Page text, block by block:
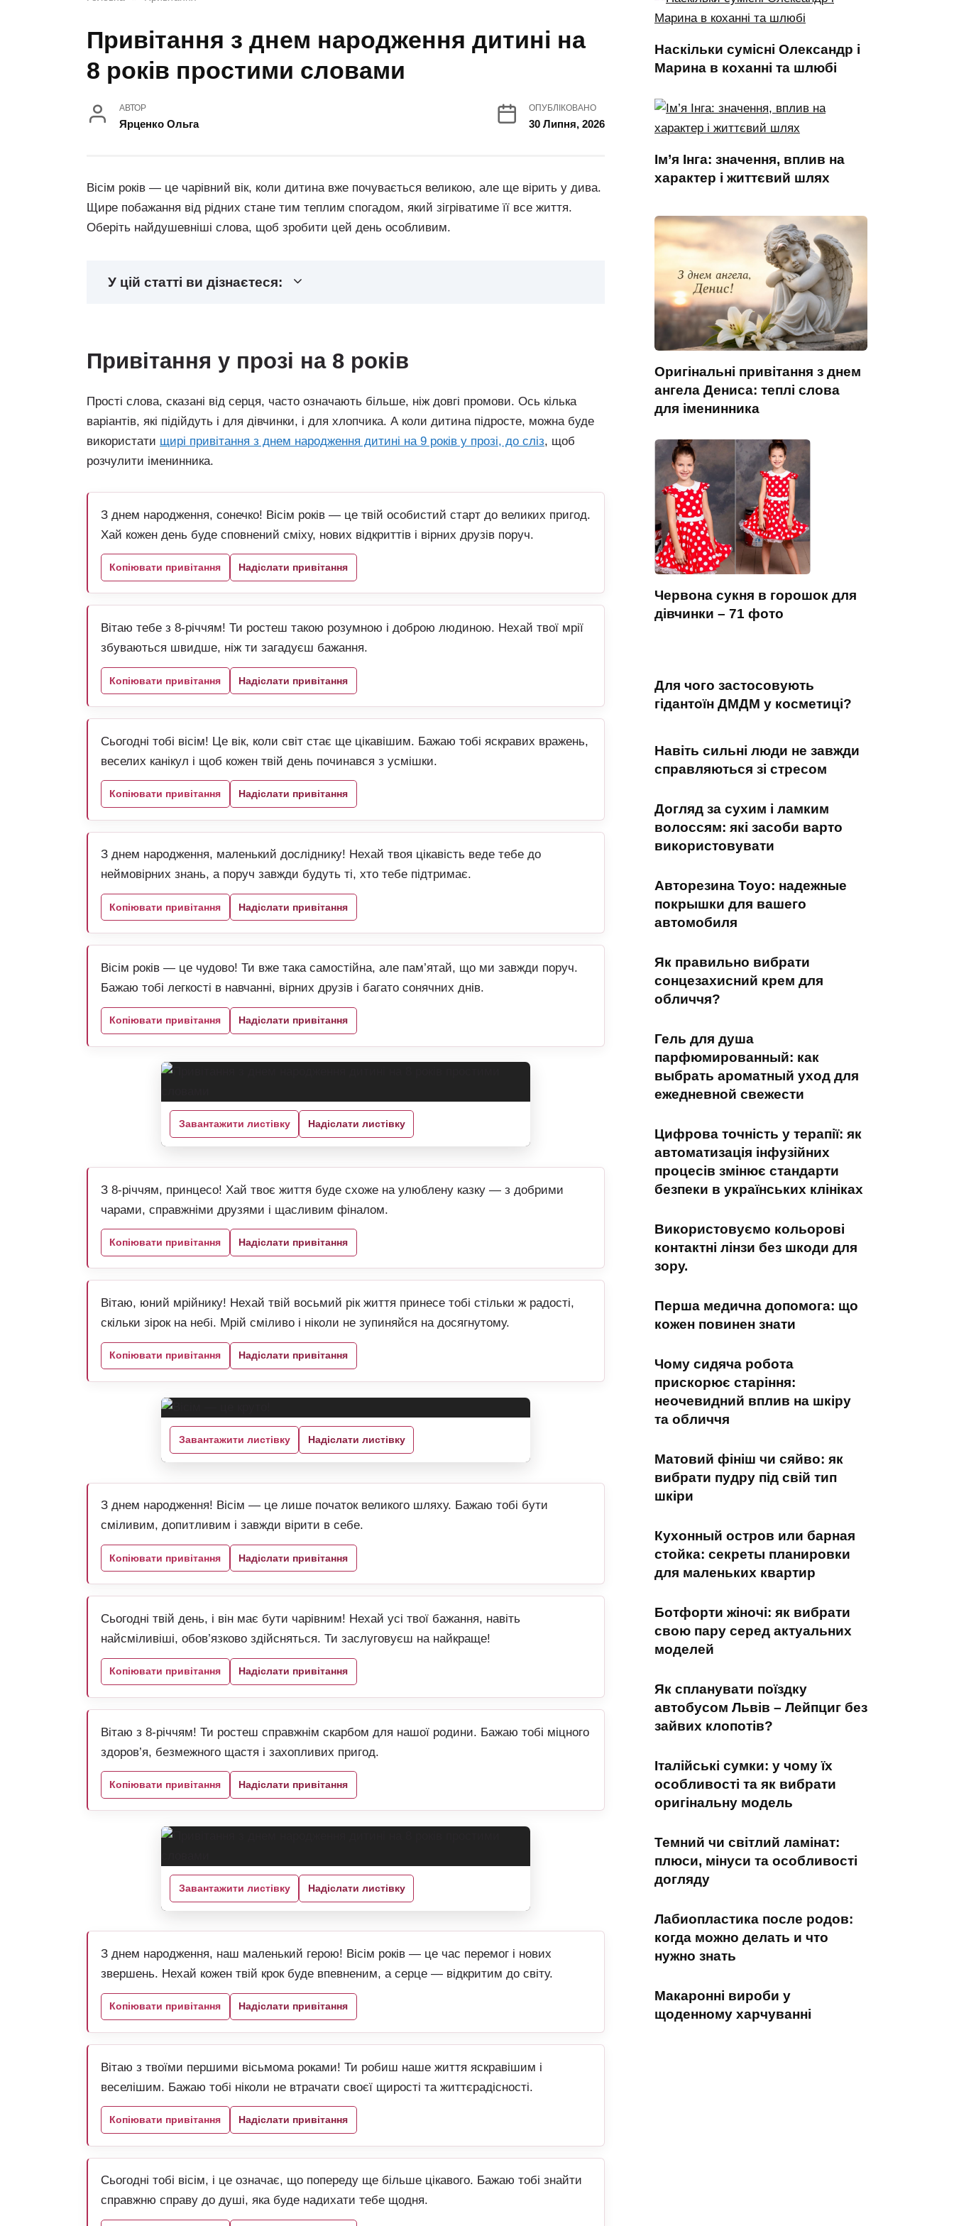
Привітання з днем народження дитині на
8 років простими словами
АВТОР
Ярценко Ольга
ОПУБЛІКОВАНО
30 Липня, 2026
Вісім років — це чарівний вік, коли дитина вже почувається великою, але ще вірить у дива.
Щире побажання від рідних стане тим теплим спогадом, який зігріватиме її все життя.
Оберіть найдушевніші слова, щоб зробити цей день особливим.
У цій статті ви дізнаєтеся:
привітання у прозі на 8 років
Прості слова, сказані від серця, часто означають більше, ніж довгі промови. Ось кілька
варіантів, які підійдуть і для дівчинки, і для хлопчика. А коли дитина підросте, можна буде
використати щирі привітання з днем народження дитині на 9 років у прозі, до сліз, щоб
розчулити іменинника.
З днем народження, сонечко! Вісім років — це твій особистий старт до великих пригод.
Хай кожен день буде сповнений сміху, нових відкриттів і вірних друзів поруч.
Копіювати привітання Надіслати привітання
Вітаю тебе з 8-річчям! Ти ростеш такою розумною і доброю людиною. Нехай твої мрії
збуваються швидше, ніж ти загадуєш бажання.
Копіювати привітання Надіслати привітання
Сьогодні тобі вісім! Це вік, коли світ стає ще цікавішим. Бажаю тобі яскравих вражень,
веселих канікул і щоб кожен твій день починався з усмішки.
Копіювати привітання Надіслати привітання
З днем народження, маленький досліднику! Нехай твоя цікавість веде тебе до
неймовірних знань, а поруч завжди будуть ті, хто тебе підтримає.
Копіювати привітання Надіслати привітання
Вісім років — це чудово! Ти вже така самостійна, але пам’ятай, що ми завжди поруч.
Бажаю тобі легкості в навчанні, вірних друзів і багато сонячних днів.
Копіювати привітання Надіслати привітання
Завантажити листівку Надіслати листівку
З 8-річчям, принцесо! Хай твоє життя буде схоже на улюблену казку — з добрими
чарами, справжніми друзями і щасливим фіналом.
Копіювати привітання Надіслати привітання
Вітаю, юний мрійнику! Нехай твій восьмий рік життя принесе тобі стільки ж радості,
скільки зірок на небі. Мрій сміливо і ніколи не зупиняйся на досягнутому.
Копіювати привітання Надіслати привітання
Завантажити листівку Надіслати листівку
З днем народження! Вісім — це лише початок великого шляху. Бажаю тобі бути
сміливим, допитливим і завжди вірити в себе.
Копіювати привітання Надіслати привітання
Сьогодні твій день, і він має бути чарівним! Нехай усі твої бажання, навіть
найсміливіші, обов’язково здійсняться. Ти заслуговуєш на найкраще!
Копіювати привітання Надіслати привітання
Вітаю з 8-річчям! Ти ростеш справжнім скарбом для нашої родини. Бажаю тобі міцного
здоров’я, безмежного щастя і захопливих пригод.
Копіювати привітання Надіслати привітання
Завантажити листівку Надіслати листівку
З днем народження, наш маленький герою! Вісім років — це час перемог і нових
звершень. Нехай кожен твій крок буде впевненим, а серце — відкритим до світу.
Копіювати привітання Надіслати привітання
Вітаю з твоїми першими вісьмома роками! Ти робиш наше життя яскравішим і
веселішим. Бажаю тобі ніколи не втрачати своєї щирості та життєрадісності.
Копіювати привітання Надіслати привітання
Сьогодні тобі вісім, і це означає, що попереду ще більше цікавого. Бажаю тобі знайти
справжню справу до душі, яка буде надихати тебе щодня.
Наскільки сумісні Олександр і
Марина в коханні та шлюбі
Ім’я Інга: значення, вплив на
характер і життєвий шлях
Оригінальні привітання з днем
ангела Дениса: теплі слова
для іменинника
Червона сукня в горошок для
дівчинки – 71 фото
Для чого застосовують
гідантоїн ДМДМ у косметиці?
Навіть сильні люди не завжди
справляються зі стресом
Догляд за сухим і ламким
волоссям: які засоби варто
використовувати
Авторезина Toyo: надежные
покрышки для вашего
автомобиля
Як правильно вибрати
сонцезахисний крем для
обличчя?
Гель для душа
парфюмированный: как
выбрать ароматный уход для
ежедневной свежести
Цифрова точність у терапії: як
автоматизація інфузійних
процесів змінює стандарти
безпеки в українських клініках
Використовуємо кольорові
контактні лінзи без шкоди для
зору.
Перша медична допомога: що
кожен повинен знати
Чому сидяча робота
прискорює старіння:
неочевидний вплив на шкіру
та обличчя
Матовий фініш чи сяйво: як
вибрати пудру під свій тип
шкіри
Кухонный остров или барная
стойка: секреты планировки
для маленьких квартир
Ботфорти жіночі: як вибрати
свою пару серед актуальних
моделей
Як спланувати поїздку
автобусом Львів – Лейпциг без
зайвих клопотів?
Італійські сумки: у чому їх
особливості та як вибрати
оригінальну модель
Темний чи світлий ламінат:
плюси, мінуси та особливості
догляду
Лабиопластика после родов:
когда можно делать и что
нужно знать
Макаронні вироби у
щоденному харчуванні